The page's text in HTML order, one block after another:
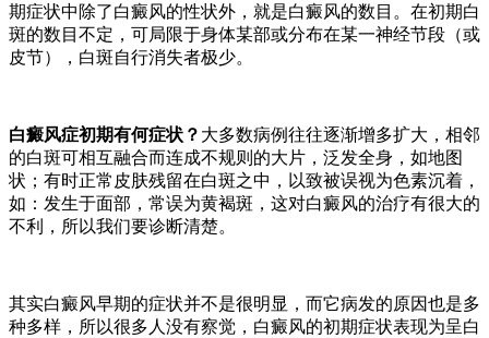
期症状中除了白癜风的性状外，就是白癜风的数目。在初期白
斑的数目不定，可局限于身体某部或分布在某一神经节段（或
皮节），白斑自行消失者极少。
白癜风症初期有何症状？ 大多数病例往往逐渐增多扩大，相邻
的白斑可相互融合而连成不规则的大片，泛发全身，如地图
状；有时正常皮肤残留在白斑之中，以致被误视为色素沉着，
如：发生于面部，常误为黄褐斑，这对白癜风的治疗有很大的
不利，所以我们要诊断清楚。
其实白癜风早期的症状并不是很明显，而它病发的原因也是多
种多样，所以很多人没有察觉，白癜风的初期症状表现为呈白